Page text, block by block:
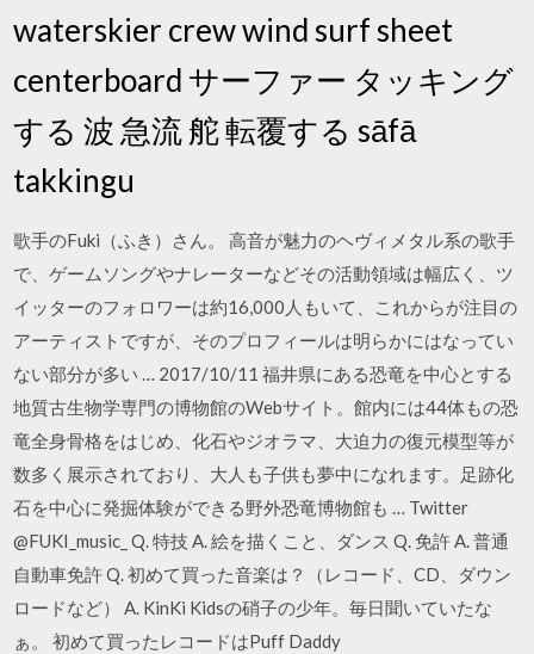
waterskier crew wind surf sheet
centerboard サーファー タッキング
する 波 急流 舵 転覆する sāfā
takkingu
歌手のFuki（ふき）さん。 高音が魅力のヘヴィメタル系の歌手
で、ゲームソングやナレーターなどその活動領域は幅広く、ツ
イッターのフォロワーは約16,000人もいて、これからが注目の
アーティストですが、そのプロフィールは明らかにはなってい
ない部分が多い … 2017/10/11 福井県にある恐竜を中心とする
地質古生物学専門の博物館のWebサイト。館内には44体もの恐
竜全身骨格をはじめ、化石やジオラマ、大迫力の復元模型等が
数多く展示されており、大人も子供も夢中になれます。足跡化
石を中心に発掘体験ができる野外恐竜博物館も … Twitter
@FUKI_music_ Q. 特技 A. 絵を描くこと、ダンス Q. 免許 A. 普通
自動車免許 Q. 初めて買った音楽は？（レコード、CD、ダウン
ロードなど） A. KinKi Kidsの硝子の少年。毎日聞いていたな
ぁ。 初めて買ったレコードはPuff Daddy